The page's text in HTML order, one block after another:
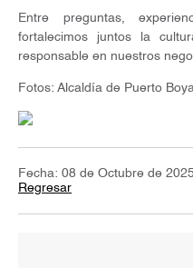
Entre preguntas,
fortalecimos juntos la
responsable en nuestros
Fotos: Alcaldía de Puerto
Fecha: 08 de Octubre de 2025
Regresar